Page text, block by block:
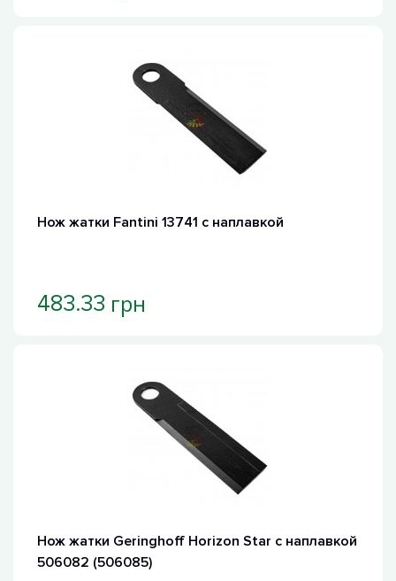
Нож жатки Fantini 13741 с наплавкой
483.33 грн
Нож жатки Geringhoff Horizon Star с наплавкой
506082 (506085)